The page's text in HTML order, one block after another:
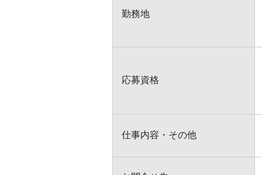
勤務地
応募資格
仕事内容・その他